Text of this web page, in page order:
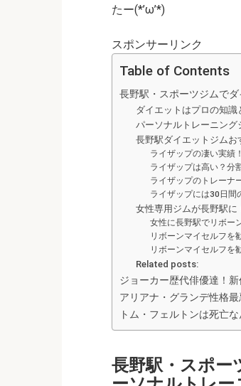
たー(*’ω’*)
スポンサーリンク
Table of Contents
長野駅・スポーツジムで
ダイエットはプロの知識
パーソナルトレーニング
長野駅ダイエットジムお
ライザップの凄い実績
ライザップは高い？分
ライザップのトレーナ
ライザップには30日間
女性専用ジムが長野駅
女性に長野駅でリボー
リボーンマイセルフを
リボーンマイセルフを
Related posts:
ジョーカー歴代俳優達！
アリアナ・グランデ性格
トム・フェルトンは死亡
長野駅・スポー